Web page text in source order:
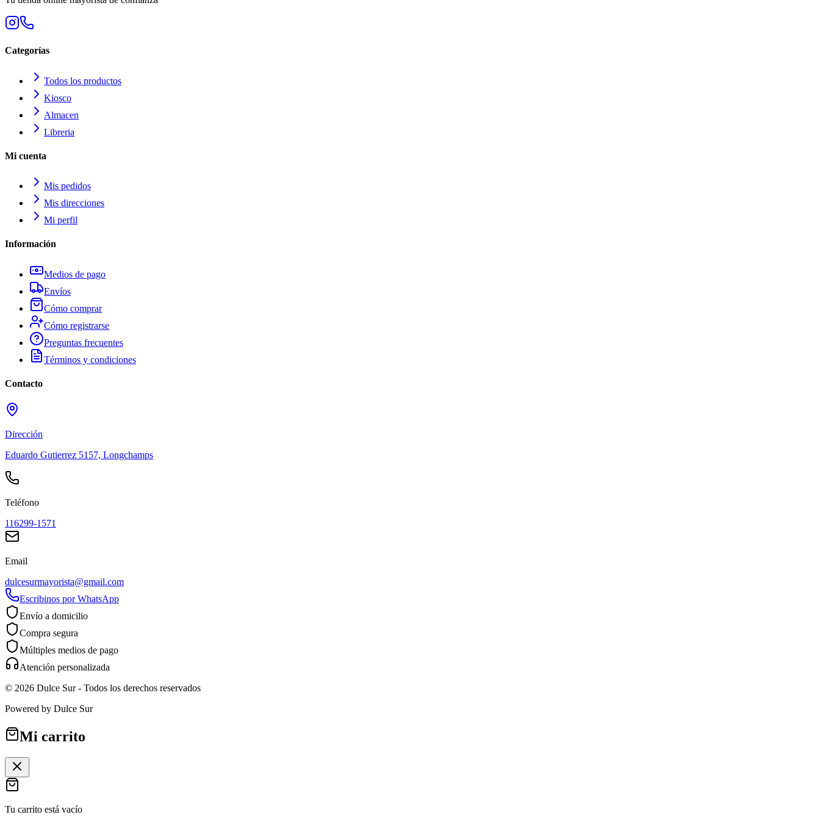
Categorías
Todos los productos
Kiosco
Almacen
Libreria
Mi cuenta
Mis pedidos
Mis direcciones
Mi perfil
Información
Medios de pago
Envíos
Cómo comprar
Cómo registrarse
Preguntas frecuentes
Términos y condiciones
Contacto
Dirección
Eduardo Gutierrez 5157, Longchamps
Teléfono
116299-1571
Email
dulcesurmayorista@gmail.com
Escribinos por WhatsApp
Envío a domicilio
Compra segura
Múltiples medios de pago
Atención personalizada
© 2026 Dulce Sur- Todos los derechos reservados
Powered by Dulce Sur
Mi carrito
Tu carrito está vacío